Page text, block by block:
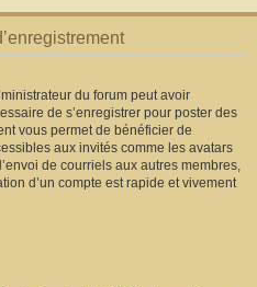
du forum peut avoir
de s’enregistrer pour poster des
vous permet de bénéficier de
aux invités comme les avatars
de courriels aux autres membres,
d’un compte est rapide et vivement